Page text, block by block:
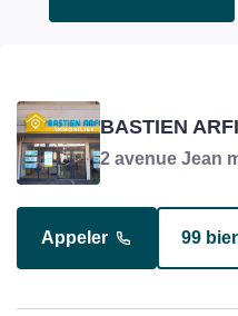
ARFI
Responsable
Appeler 14
BASTIEN
2 avenue Jean
Appeler 99